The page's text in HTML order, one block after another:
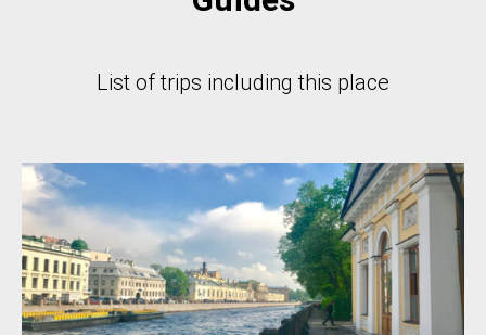
List of trips including this place